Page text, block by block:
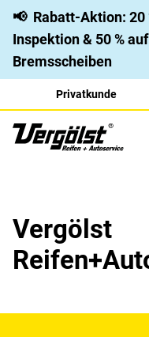
📢 Rabatt-Aktion: 20
Inspektion & 50 % auf
Bremsscheiben
Privatkunde
Vergölst